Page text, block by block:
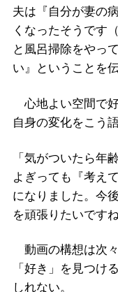
夫は『自分が妻の
くなったそうです
と風呂掃除をやっ
い』ということを
心地よい空間で好
自身の変化をこう語
「気がついたら年
よぎっても『考え
になりました。今
を頑張りたいです
動画の構想は次々
「好き」を見つけ
しれない。